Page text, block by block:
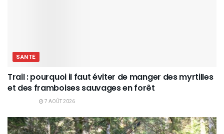
SANTÉ
Trail : pourquoi il faut éviter de manger des myrtilles
et des framboises sauvages en forêt
7 AOÛT 2026